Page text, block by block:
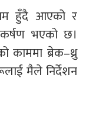
हुँदै आएको र
भएको छ।
काममा ब्रेक–थ्रु
मैले निर्देशन